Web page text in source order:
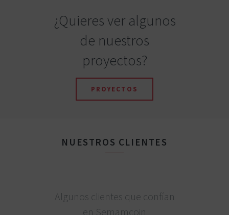
¿Quieres ver algunos
de nuestros
proyectos?
PROYECTOS
NUESTROS CLIENTES
Algunos clientes que confían
en Semamcoin